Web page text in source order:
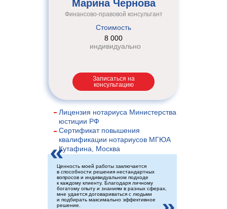
Стоимость
индивидуально
8 000
Ценность моей работы заключается
в способности решения нестандартных
вопросов и индивидуальном подходе
к каждому клиенту. Благодаря личному
богатому опыту и знаниям в разных сферах,
мне удается договариваться с людьми
и подбирать максимально эффективное
решение.
Лицензия нотариуса Министерства
юстиции РФ
Сертификат повышения
квалификации нотариусов МГЮА
Кутафина, Москва
Финансово-правовой консультант
Марина Чернова
Записаться на
консультацию